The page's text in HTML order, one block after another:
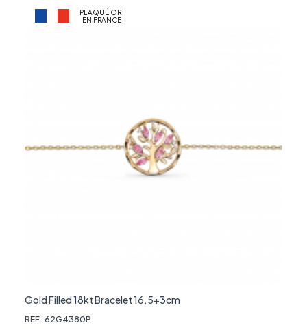
PLAQUÉ OR
EN FRANCE
Gold Filled 18kt Bracelet 16.5+3cm
REF : 62G4380P